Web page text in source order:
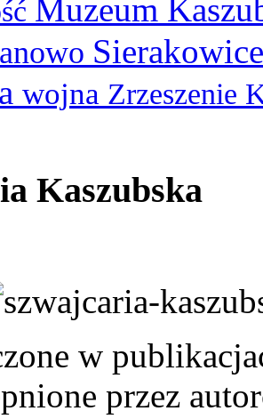
Muzeum
wojna Zrzeszenie
Kaszubska
w
przez